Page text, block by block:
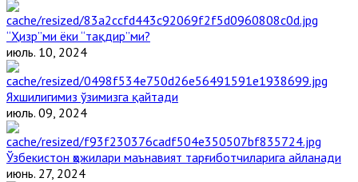
“Ҳизр”ми ёки “тақдир”ми?
июль. 10, 2024
Яхшилигимиз ўзимизга қайтади
июль. 09, 2024
Ўзбекистон ҳожилари маънавият тарғиботчиларига айланади
июнь. 27, 2024